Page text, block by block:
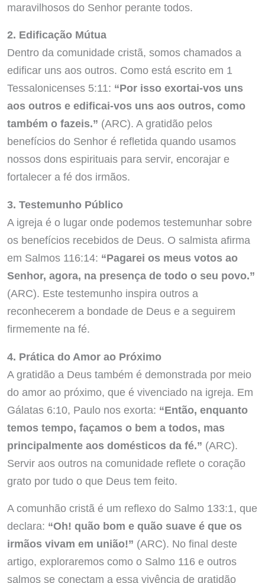
maravilhosos do Senhor perante todos.
2. Edificação Mútua
Dentro da comunidade cristã, somos chamados a
edificar uns aos outros. Como está escrito em 1
Tessalonicenses 5:11: “Por isso exortai-vos uns
aos outros e edificai-vos uns aos outros, como
também o fazeis.” (ARC). A gratidão pelos
benefícios do Senhor é refletida quando usamos
nossos dons espirituais para servir, encorajar e
fortalecer a fé dos irmãos.
3. Testemunho Público
A igreja é o lugar onde podemos testemunhar sobre
os benefícios recebidos de Deus. O salmista afirma
em Salmos 116:14: “Pagarei os meus votos ao
Senhor, agora, na presença de todo o seu povo.”
(ARC). Este testemunho inspira outros a
reconhecerem a bondade de Deus e a seguirem
firmemente na fé.
4. Prática do Amor ao Próximo
A gratidão a Deus também é demonstrada por meio
do amor ao próximo, que é vivenciado na igreja. Em
Gálatas 6:10, Paulo nos exorta: “Então, enquanto
temos tempo, façamos o bem a todos, mas
principalmente aos domésticos da fé.” (ARC).
Servir aos outros na comunidade reflete o coração
grato por tudo o que Deus tem feito.
A comunhão cristã é um reflexo do Salmo 133:1, que
declara: “Oh! quão bom e quão suave é que os
irmãos vivam em união!” (ARC). No final deste
artigo, exploraremos como o Salmo 116 e outros
salmos se conectam a essa vivência de gratidão